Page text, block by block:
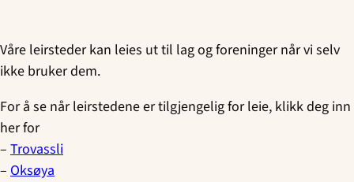
Våre leirsteder kan leies ut til lag og foreninger når vi selv
ikke bruker dem.
For å se når leirstedene er tilgjengelig for leie, klikk deg inn
her for
– Trovassli
– Oksøya